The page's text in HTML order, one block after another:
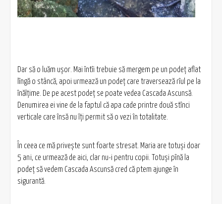
Dar să o luăm ușor. Mai întîi trebuie să mergem pe un podeț aflat
lîngă o stâncă, apoi urmează un podeț care traversează rîul pe la
înălțime. De pe acest podeț se poate vedea Cascada Ascunsă.
Denumirea ei vine de la faptul că apa cade printre două stînci
verticale care însă nu îți permit să o vezi în totalitate.
În ceea ce mă privește sunt foarte stresat. Maria are totuși doar
5 ani, ce urmează de aici, clar nu-i pentru copii. Totuși pînă la
podeț să vedem Cascada Ascunsă cred că ptem ajunge în
sigurantă.